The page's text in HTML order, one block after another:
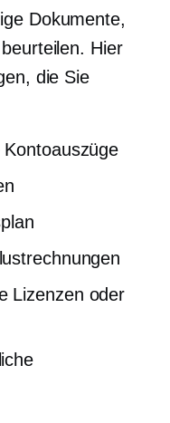
Dokumente,
Hier
die Sie
Lizenzen oder